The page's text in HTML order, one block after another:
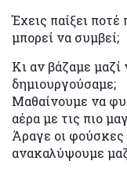
Έχεις παίξει ποτέ
μπορεί να συμβεί;
Κι αν βάζαμε
δημιουργούσαμε;
Μαθαίνουμε να
αέρα με τις πιο
Άραγε οι
ανακαλύψουμε